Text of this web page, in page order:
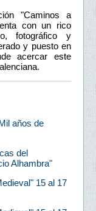
"Caminos a
con un rico
fotográfico y
y puesto en
acercar este
años de
del
Alhambra"
15 al 17